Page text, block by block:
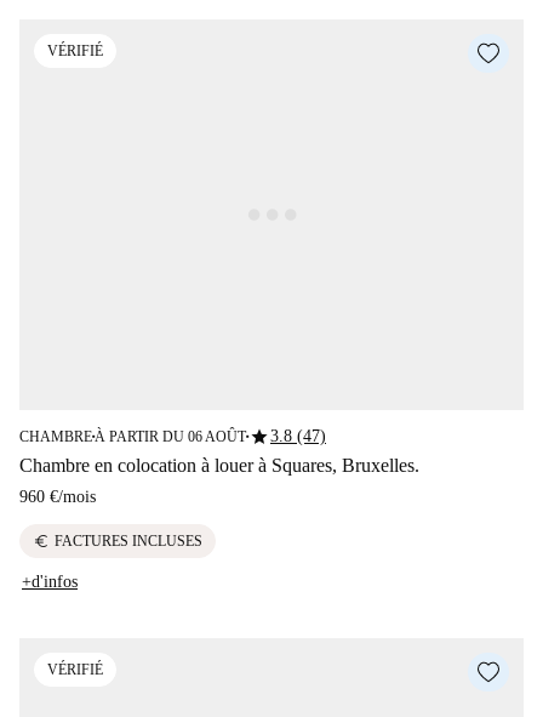
VÉRIFIÉ
CHAMBRE■À PARTIR DU 06 AOÛT■star3.8 (47)
Chambre en colocation à louer à Squares, Bruxelles.
960 €/mois
euro FACTURES INCLUSES
+d'infos
VÉRIFIÉ